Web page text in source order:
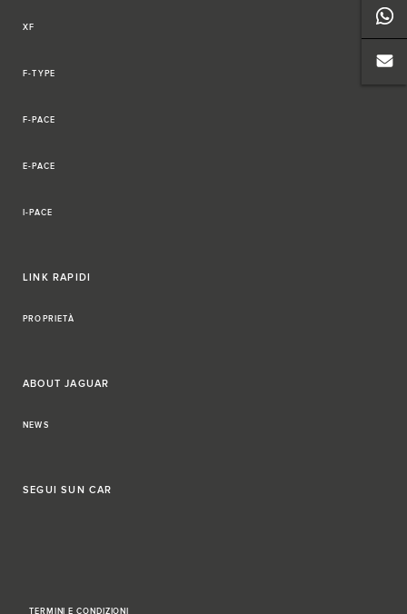
XF
F-TYPE
F-PACE
E-PACE
I-PACE
LINK RAPIDI
PROPRIETÀ
ABOUT JAGUAR
NEWS
SEGUISUN CAR
TERMINI E CONDIZIONI